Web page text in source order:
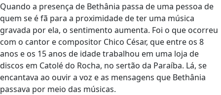
Quando a presença de Bethânia passa de uma pessoa de
quem se é fã para a proximidade de ter uma música
gravada por ela, o sentimento aumenta. Foi o que ocorreu
com o cantor e compositor Chico César, que entre os 8
anos e os 15 anos de idade trabalhou em uma loja de
discos em Catolé do Rocha, no sertão da Paraíba. Lá, se
encantava ao ouvir a voz e as mensagens que Bethânia
passava por meio das músicas.